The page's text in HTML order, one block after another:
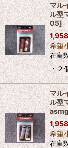
マル
ル型
05]
1,958
希望
在庫
・２
マル
ル型
1,958
希望
在庫